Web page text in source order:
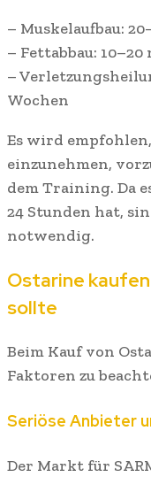
– Muskelaufbau:
– Fettabbau:
–
Wochen
Es wird
einzunehmen,
dem Training. Da
24 Stunden hat,
notwendig.
Ostarine
sollte
Beim Kauf von
Faktoren zu
Seriöse Anbieter
Der Markt für